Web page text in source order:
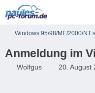
Windows 95/98/ME/2000/NT
Anmeldung im
Wolfgus 20. August